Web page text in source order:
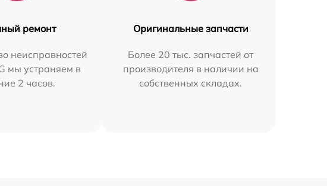
ремонт
неисправностей
мы устраняем в
2 часов.
Оригинальные запчасти
Более 20 тыс. запчастей от
производителя в наличии на
собственных складах.